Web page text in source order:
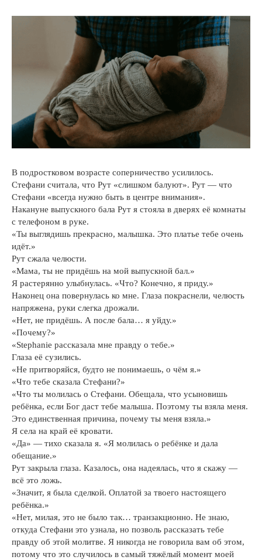
В подростковом возрасте соперничество усилилось.
Стефани считала, что Рут «слишком балуют». Рут — что
Стефани «всегда нужно быть в центре внимания».
Накануне выпускного бала Рут я стояла в дверях её комнаты
с телефоном в руке.
«Ты выглядишь прекрасно, малышка. Это платье тебе очень
идёт.»
Рут сжала челюсти.
«Мама, ты не придёшь на мой выпускной бал.»
Я растерянно улыбнулась. «Что? Конечно, я приду.»
Наконец она повернулась ко мне. Глаза покраснели, челюсть
напряжена, руки слегка дрожали.
«Нет, не придёшь. А после бала… я уйду.»
«Почему?»
«Stephanie рассказала мне правду о тебе.»
Глаза её сузились.
«Не притворяйся, будто не понимаешь, о чём я.»
«Что тебе сказала Стефани?»
«Что ты молилась о Стефани. Обещала, что усыновишь
ребёнка, если Бог даст тебе малыша. Поэтому ты взяла меня.
Это единственная причина, почему ты меня взяла.»
Я села на край её кровати.
«Да» — тихо сказала я. «Я молилась о ребёнке и дала
обещание.»
Рут закрыла глаза. Казалось, она надеялась, что я скажу —
всё это ложь.
«Значит, я была сделкой. Оплатой за твоего настоящего
ребёнка.»
«Нет, милая, это не было так… транзакционно. Не знаю,
откуда Стефани это узнала, но позволь рассказать тебе
правду об этой молитве. Я никогда не говорила вам об этом,
потому что это случилось в самый тяжёлый момент моей